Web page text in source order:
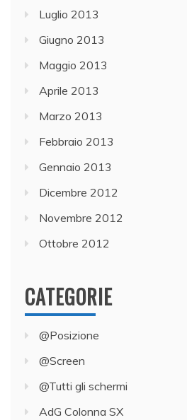
Luglio 2013
Giugno 2013
Maggio 2013
Aprile 2013
Marzo 2013
Febbraio 2013
Gennaio 2013
Dicembre 2012
Novembre 2012
Ottobre 2012
CATEGORIE
@Posizione
@Screen
@Tutti gli schermi
AdG Colonna SX